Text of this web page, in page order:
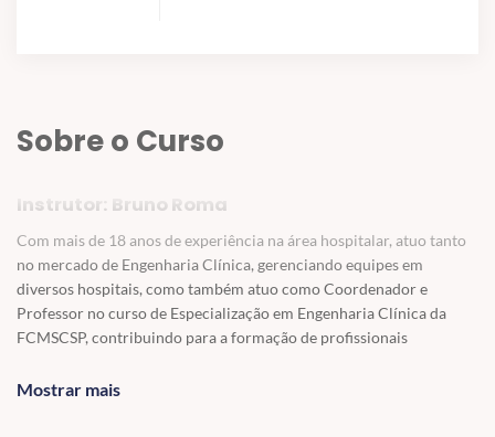
Sobre o Curso
Instrutor: Bruno Roma
Com mais de 18 anos de experiência na área hospitalar, atuo tanto
no mercado de Engenharia Clínica, gerenciando equipes em
diversos hospitais, como também atuo como Coordenador e
Professor no curso de Especialização em Engenharia Clínica da
FCMSCSP, contribuindo para a formação de profissionais
Mostrar mais